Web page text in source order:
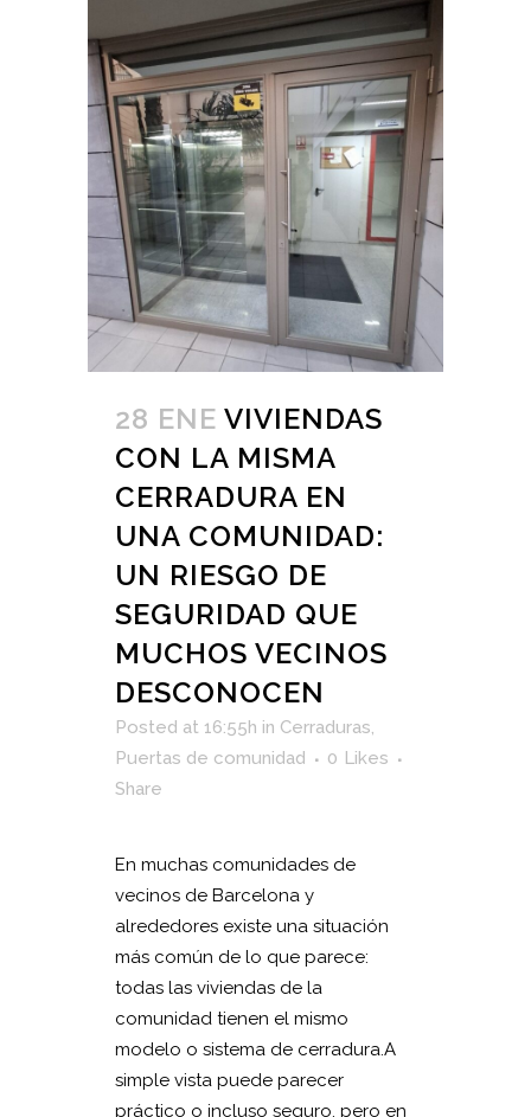
28 ENE VIVIENDAS
CON LA MISMA
CERRADURA EN
UNA COMUNIDAD:
UN RIESGO DE
SEGURIDAD QUE
MUCHOS VECINOS
DESCONOCEN
Posted at 16:55h in Cerraduras,
Puertas de comunidad
0 Likes
Share
En muchas comunidades de
vecinos de Barcelona y
alrededores existe una situación
más común de lo que parece:
todas las viviendas de la
comunidad tienen el mismo
modelo o sistema de cerradura.A
simple vista puede parecer
práctico o incluso seguro, pero en